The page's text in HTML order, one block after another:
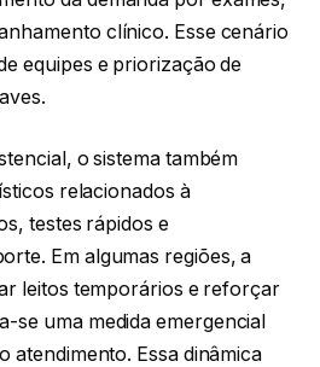
clínico. Esse cenário
equipes e priorização de
o sistema também
relacionados à
testes rápidos e
Em algumas regiões, a
leitos temporários e reforçar
se uma medida emergencial
atendimento. Essa dinâmica